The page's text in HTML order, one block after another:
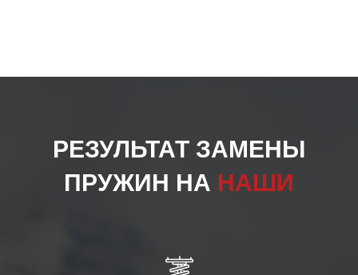
РЕЗУЛЬТАТ ЗАМЕНЫ
ПРУЖИН НА НАШИ